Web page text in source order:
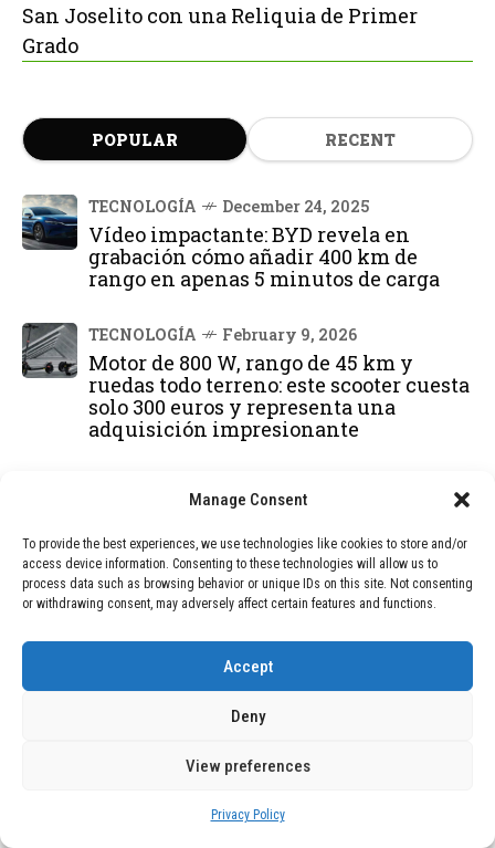
Manage Consent
To provide the best experiences, we use technologies like cookies to store and/or
access device information. Consenting to these technologies will allow us to
process data such as browsing behavior or unique IDs on this site. Not consenting
or withdrawing consent, may adversely affect certain features and functions.
Accept
Deny
View preferences
Privacy Policy
San Joselito con una Reliquia de Primer
Grado
POPULAR RECENT
TECNOLOGÍA December 24, 2025
Vídeo impactante: BYD revela en
grabación cómo añadir 400 km de
rango en apenas 5 minutos de carga
TECNOLOGÍA February 9, 2026
Motor de 800 W, rango de 45 km y
ruedas todo terreno: este scooter cuesta
solo 300 euros y representa una
adquisición impresionante
GAME se Une a la Oferta de Balizas V16
Geolocalizadas, Obligatorias a Partir de
2026
BLOG December 24, 2025
Devastadora Explosión en Residencia
de Ancianos de Pensilvania Deja al
Menos Dos Víctimas Fatales
DEAL OF THE MONTH
December 24, 2025